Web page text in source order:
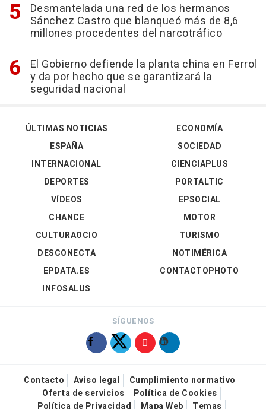
Desmantelada una red de los hermanos
Sánchez Castro que blanqueó más de 8,6
millones procedentes del narcotráfico
El Gobierno defiende la planta china en Ferrol
y da por hecho que se garantizará la
seguridad nacional
ÚLTIMAS NOTICIAS
ESPAÑA
INTERNACIONAL
DEPORTES
VÍDEOS
ECONOMÍA
SOCIEDAD
CIENCIAPLUS
PORTALTIC
EPSOCIAL
CHANCE
CULTURAOCIO
DESCONECTA
EPDATA.ES
INFOSALUS
MOTOR
TURISMO
NOTIMÉRICA
CONTACTOPHOTO
SÍGUENOS
Contacto Aviso legal
Cumplimiento normativo
Oferta de servicios
Política de Cookies
Política de Privacidad
Mapa Web Temas